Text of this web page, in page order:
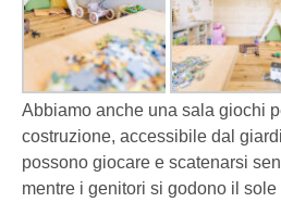
Abbiamo anche una sala giochi
costruzione, accessibile dal
possono giocare e scatenarsi
mentre i genitori si godono il